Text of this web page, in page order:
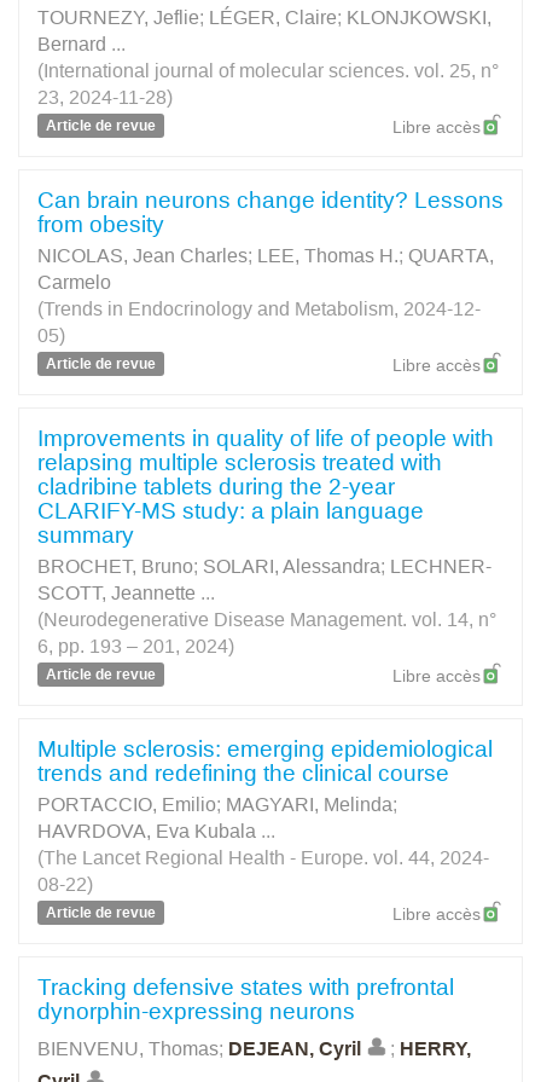
TOURNEZY, Jeflie; LÉGER, Claire; KLONJKOWSKI,
Bernard ...
(International journal of molecular sciences. vol. 25, n°
23, 2024-11-28)
Article de revue Libre accès
Can brain neurons change identity? Lessons
from obesity
NICOLAS, Jean Charles; LEE, Thomas H.; QUARTA,
Carmelo
(Trends in Endocrinology and Metabolism, 2024-12-
05)
Article de revue Libre accès
Improvements in quality of life of people with
relapsing multiple sclerosis treated with
cladribine tablets during the 2-year
CLARIFY-MS study: a plain language
summary
BROCHET, Bruno; SOLARI, Alessandra; LECHNER-
SCOTT, Jeannette ...
(Neurodegenerative Disease Management. vol. 14, n°
6, pp. 193 – 201, 2024)
Article de revue Libre accès
Multiple sclerosis: emerging epidemiological
trends and redefining the clinical course
PORTACCIO, Emilio; MAGYARI, Melinda;
HAVRDOVA, Eva Kubala ...
(The Lancet Regional Health - Europe. vol. 44, 2024-
08-22)
Article de revue Libre accès
Tracking defensive states with prefrontal
dynorphin-expressing neurons
BIENVENU, Thomas; DEJEAN, Cyril ; HERRY,